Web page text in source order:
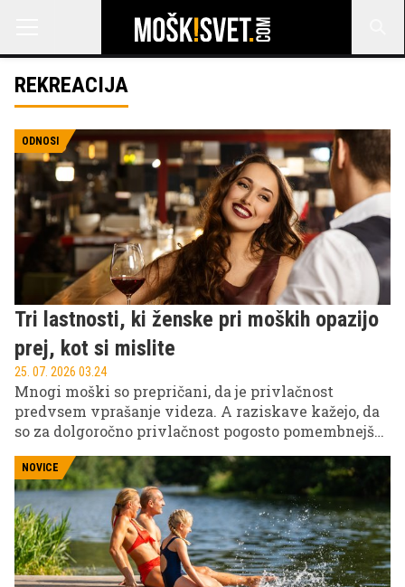
REKREACIJA
ODNOSI
Tri lastnosti, ki ženske pri moških opazijo
prej, kot si mislite
25. 07. 2026 03.24
Mnogi moški so prepričani, da je privlačnost
predvsem vprašanje videza. A raziskave kažejo, da
so za dolgoročno privlačnost pogosto pomembnejše
ali drag avtomobil.
NOVICE